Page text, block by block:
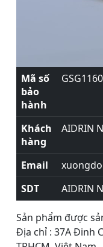
Mã số
bảo
hành
GSG1160
Khách
hàng
AIDRIN
Email
SDT
AIDRIN
Sản phẩm được
Địa chỉ : 37A Đinh